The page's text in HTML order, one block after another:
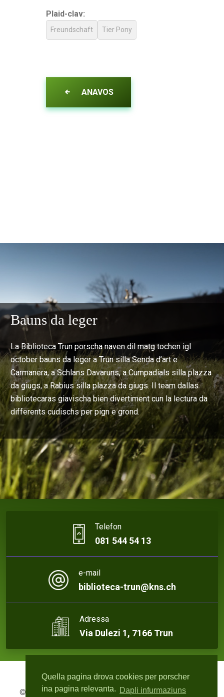
Quella pagina drova cookies per porscher
ina pagina relevanta. Dapli infurmaziuns
Plaid-clav:
Freundschaft Tier Pony
ANAVOS
Bauns da leger
La Biblioteca Trun porscha naven dil matg tochen igl
october bauns da leger a Trun silla Senda d’art e
Carmanera, a Schlans Davaruns, a Cumpadials silla plazza
da giugs, a Rabius silla plazza da giugs. Il team dallas
bibliotecaras giavischa bien divertiment cun la lectura da
differents cudischs per pign e grond.
Telefon
081 544 54 13
e-mail
biblioteca-trun@kns.ch
Adressa
Via Dulezi 1, 7166 Trun
© 2026 Biblioteca Trun | Webdesign:rute4.ch - Roger